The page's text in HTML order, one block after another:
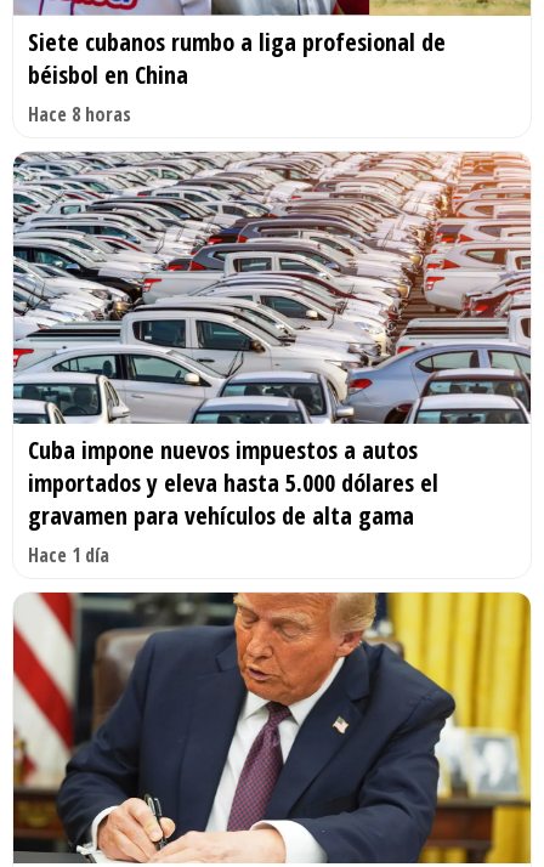
Siete cubanos rumbo a liga profesional de
béisbol en China
Hace 8 horas
Cuba impone nuevos impuestos a autos
importados y eleva hasta 5.000 dólares el
gravamen para vehículos de alta gama
Hace 1 día